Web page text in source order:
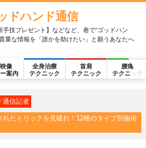
ドハンド通信
手技プレゼント】などなど、巷で“ゴッドハン
重な情報を「誰かを助けたい」と願うあなたへ
像
案内
全身治療
テクニック
首肩
テクニック
腰痛
テクニック
通信記者
れたトリックを見破れ！12種のタイプ別施術